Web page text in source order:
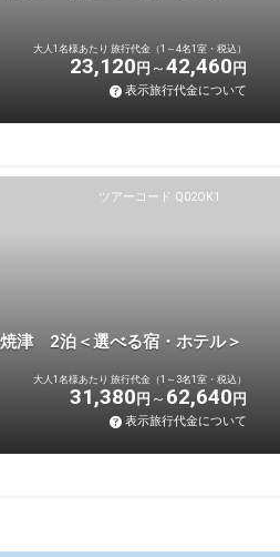
大人1名様あたり 旅行代金（1～4名1室・税込）
23,120 円 42,460 円
表示旅行代金について
ツアーコード Q02OK1
津 2泊＜選べる宿・ホテル＞
大人1名様あたり 旅行代金（1～3名1室・税込）
31,380 円 62,640 円
表示旅行代金について